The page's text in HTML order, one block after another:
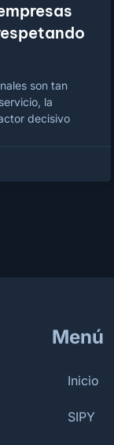
son tan
la
decisivo
Menú
Inicio
SIPY